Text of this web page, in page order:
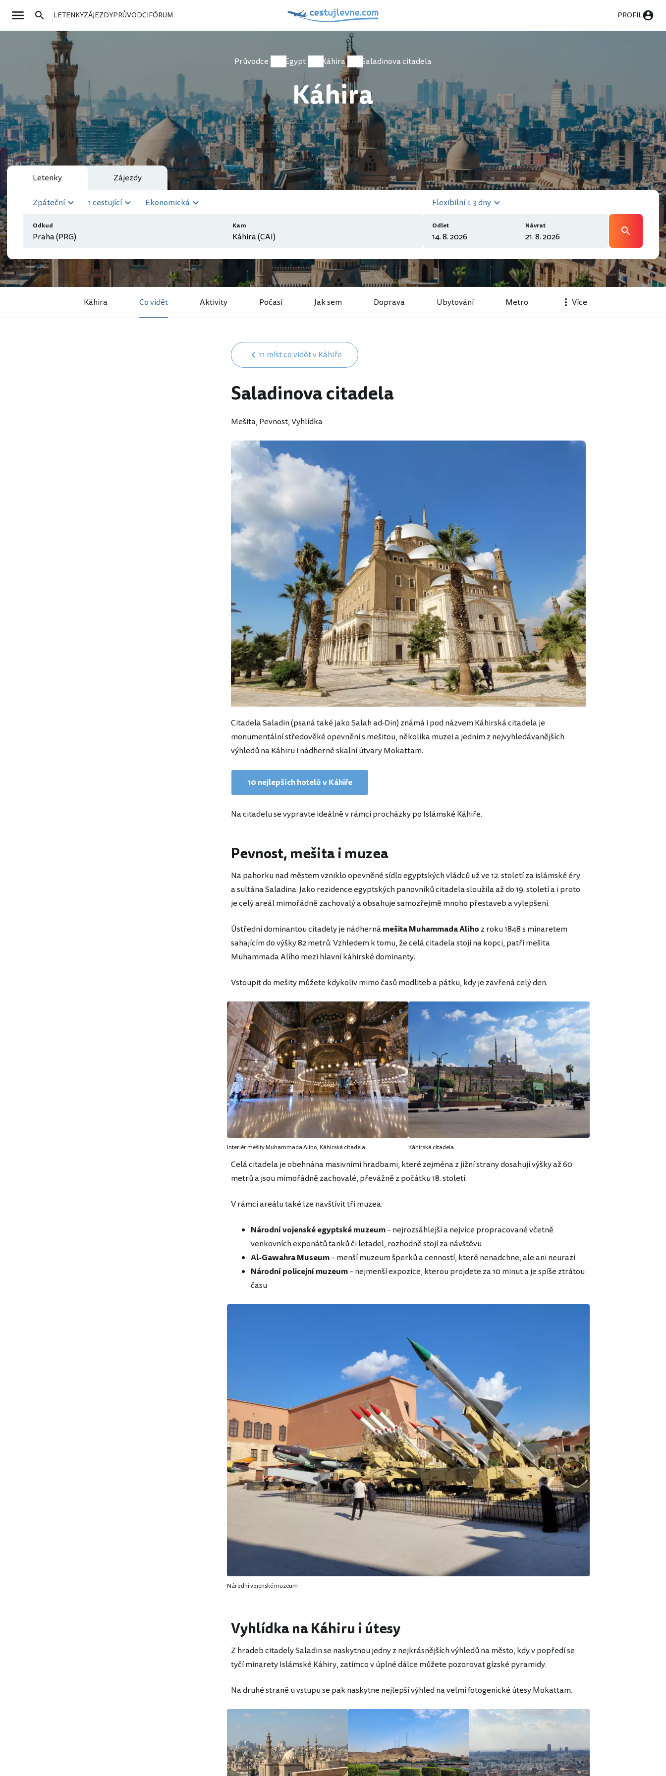
LETENKYZÁJEZDYPRŮVODCIFÓRUM PROFIL
Průvodce Egypt Káhira Saladinova citadela
Káhira
Letenky Zájezdy
Zpáteční 1 cestující Ekonomická
Odkud Kam
Flexibilní ± 3 dny
Odlet Návrat
Káhira Co vidět Aktivity Počasí Jak sem Doprava Ubytování Metro Více
11 míst co vidět v Káhiře
Saladinova citadela
Mešita, Pevnost, Vyhlídka
Citadela Saladin (psaná také jako Salah ad-Din) známá i pod názvem Káhirská citadela je
monumentální středověké opevnění s mešitou, několika muzei a jedním z nejvyhledávanějších
výhledů na Káhiru i nádherné skalní útvary Mokattam.
10 nejlepších hotelů v Káhiře
Na citadelu se vypravte ideálně v rámci procházky po Islámské Káhiře.
Pevnost, mešita i muzea
Na pahorku nad městem vzniklo opevněné sídlo egyptských vládců už ve 12. století za islámské éry
a sultána Saladina. Jako rezidence egyptských panovníků citadela sloužila až do 19. století a i proto
je celý areál mimořádně zachovalý a obsahuje samozřejmě mnoho přestaveb a vylepšení.
Ústřední dominantou citadely je nádhernámešita Muhammada Alího z roku 1848 s minaretem
sahajícím do výšky 82 metrů. Vzhledem k tomu, že celá citadela stojí na kopci, patří mešita
Muhammada Alího mezi hlavní káhirské dominanty.
Vstoupit do mešity můžete kdykoliv mimo časů modliteb a pátku, kdy je zavřená celý den.
Interiér mešity Muhammada Alího, Káhirská citadela Káhirská citadela
Celá citadela je obehnána masivními hradbami, které zejména z jižní strany dosahují výšky až 60
metrů a jsou mimořádně zachovalé, převážně z počátku 18. století.
V rámci areálu také lze navštívit tři muzea:
Národní vojenské egyptské muzeum– nejrozsáhlejší a nejvíce propracované včetně
venkovních exponátů tanků či letadel, rozhodně stojí za návštěvu
Al-Gawahra Museum– menší muzeum šperků a cenností, které nenadchne, ale ani neurazí
Národní policejní muzeum– nejmenší expozice, kterou projdete za 10 minut a je spíše ztrátou
času
Národní vojenské muzeum
Vyhlídka na Káhiru i útesy
Z hradeb citadely Saladin se naskytnou jedny z nejkrásnějších výhledů na město, kdy v popředí se
tyčí minarety Islámské Káhiry, zatímco v úplné dálce můžete pozorovat gízské pyramidy.
Na druhé straně u vstupu se pak naskytne nejlepší výhled na velmi fotogenické útesy Mokattam.